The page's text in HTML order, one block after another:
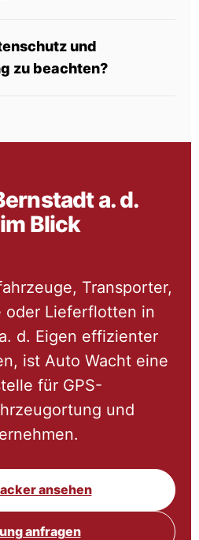
und
zu beachten?
a. d.
Blick
Transporter,
oder Lieferflotten in
d. Eigen effizienter
ist Auto Wacht eine
für GPS-
und
ansehen
anfragen